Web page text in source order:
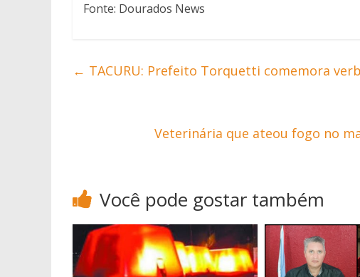
Fonte: Dourados News
← TACURU: Prefeito Torquetti comemora
Veterinária que ateou fogo no
Você pode gostar também